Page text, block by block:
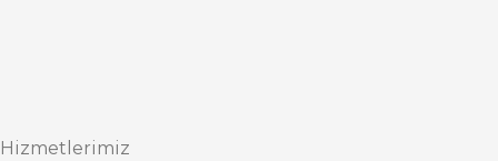
Hizmetlerimiz